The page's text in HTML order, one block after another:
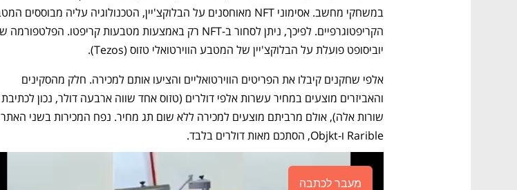
יוביסופט פועלת על הבלוקצ'יין של המטבע הווירטואלי טזוס (Tezos).
Rarible ו-Objkt, הסתכם מאות דולרים בלבד.
מעבר לכתבה